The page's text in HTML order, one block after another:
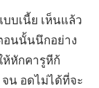
บเนี้ย เห็นแล้ว
อนนั้นนึกอย่าง
ห้หักคารูหีก้
จน อดไม่ได้ที่จะ